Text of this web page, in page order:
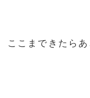
ここまできたら